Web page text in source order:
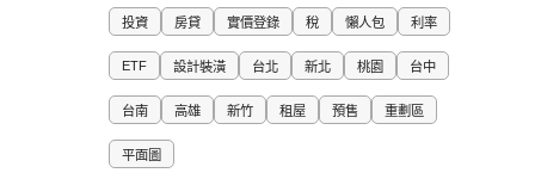
投資 房貸 實價登錄 稅 懶人包 利率
ETF 設計裝潢 台北 新北 桃園 台中
台南 高雄 新竹 租屋 預售 重劃區
平面圖